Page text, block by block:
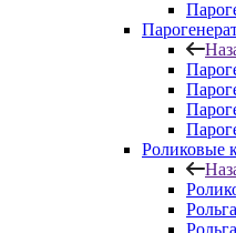
Роликовые